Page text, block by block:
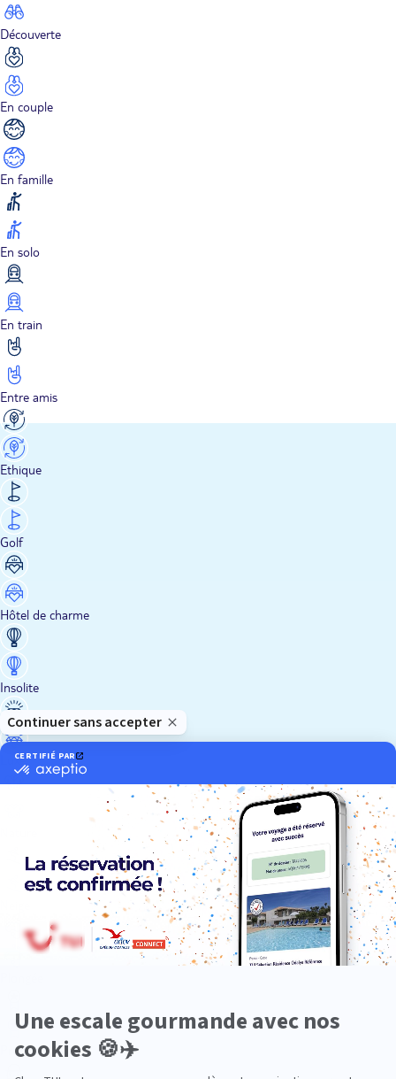
Découverte
En couple
En famille
En solo
En train
Entre amis
Ethique
Golf
Hôtel de charme
Insolite
Luxe
Premium